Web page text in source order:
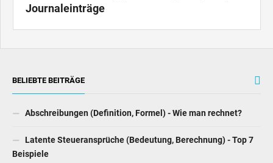
Journaleinträge
BELIEBTE BEITRÄGE
Abschreibungen (Definition, Formel) - Wie man rechnet?
Latente Steueransprüche (Bedeutung, Berechnung) - Top 7
Beispiele